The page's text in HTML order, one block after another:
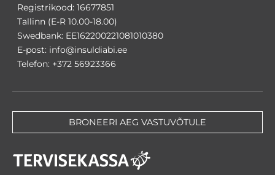
Registrikood: 16677851
Tallinn (E-R 10.00-18.00)
Swedbank: EE162200221081010380
E-post: info@insuldiabi.ee
Telefon: +372 56923366
BRONEERI AEG VASTUVÕTULE